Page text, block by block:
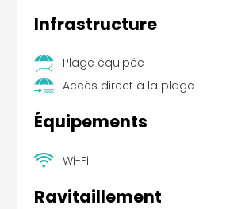
Infrastructure
Plage équipée
Accès direct à la plage
Équipements
Wi-Fi
Ravitaillement